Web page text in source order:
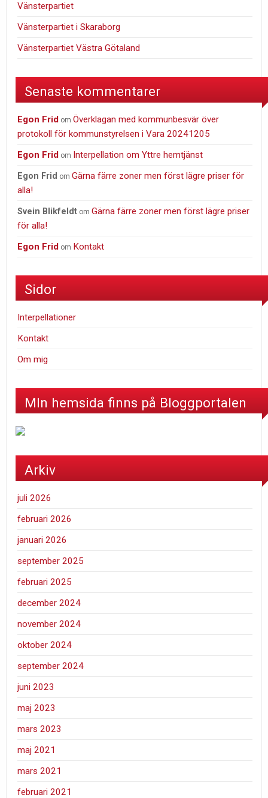
Vänsterpartiet
Vänsterpartiet i Skaraborg
Vänsterpartiet Västra Götaland
Senaste kommentarer
Egon Frid omÖverklagan med kommunbesvär över
protokoll för kommunstyrelsen i Vara 20241205
Egon Frid om Interpellation om Yttre hemtjänst
Egon Frid omGärna färre zoner men först lägre priser för
alla!
Svein Blikfeldt omGärna färre zoner men först lägre priser
för alla!
Egon Frid om Kontakt
Sidor
Interpellationer
Kontakt
Om mig
MIn hemsida finns på Bloggportalen
Arkiv
juli 2026
februari 2026
januari 2026
september 2025
februari 2025
december 2024
november 2024
oktober 2024
september 2024
juni 2023
maj 2023
mars 2023
maj 2021
mars 2021
februari 2021